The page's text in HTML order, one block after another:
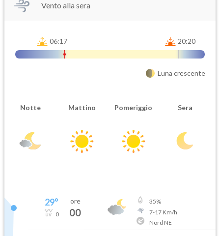
Vento alla sera
06:17 20:20
Luna crescente
Notte Mattino Pomeriggio Sera
29°
0
ore
00
35%
7-17Km/h
Nord NE